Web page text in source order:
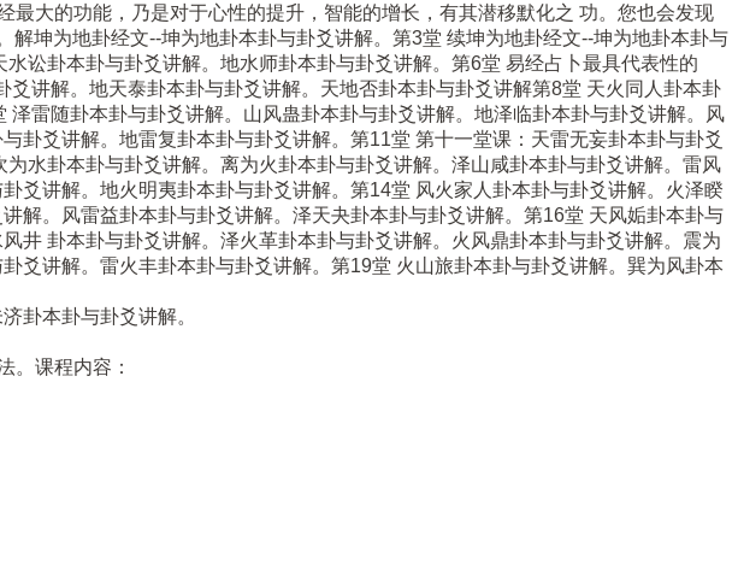
大的功能，乃是对于心性的提升，智能的增长，有其潜移默化之 功。您也会发现
坤为地卦经文--坤为地卦本卦与卦爻讲解。第3堂 续坤为地卦经文--坤为地卦本卦与
讼卦本卦与卦爻讲解。地水师卦本卦与卦爻讲解。第6堂 易经占卜最具代表性的
讲解。地天泰卦本卦与卦爻讲解。天地否卦本卦与卦爻讲解第8堂 天火同人卦本卦
雷随卦本卦与卦爻讲解。山风蛊卦本卦与卦爻讲解。地泽临卦本卦与卦爻讲解。风
卦爻讲解。地雷复卦本卦与卦爻讲解。第11堂 第十一堂课：天雷无妄卦本卦与卦爻
水卦本卦与卦爻讲解。离为火卦本卦与卦爻讲解。泽山咸卦本卦与卦爻讲解。雷风
爻讲解。地火明夷卦本卦与卦爻讲解。第14堂 风火家人卦本卦与卦爻讲解。火泽睽
解。风雷益卦本卦与卦爻讲解。泽天夬卦本卦与卦爻讲解。第16堂 天风姤卦本卦与
井 卦本卦与卦爻讲解。泽火革卦本卦与卦爻讲解。火风鼎卦本卦与卦爻讲解。震为
爻讲解。雷火丰卦本卦与卦爻讲解。第19堂 火山旅卦本卦与卦爻讲解。巽为风卦本
卦本卦与卦爻讲解。
。课程内容：